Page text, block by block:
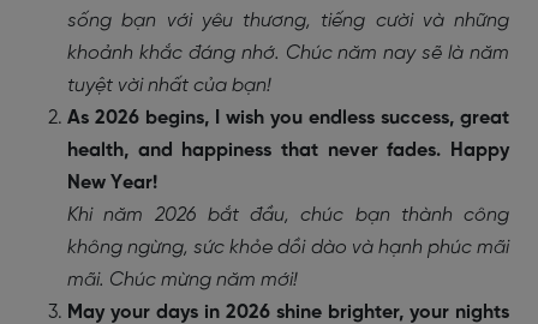
sống bạn với yêu thương, tiếng cười và những
khoảnh khắc đáng nhớ. Chúc năm nay sẽ là năm
tuyệt vời nhất của bạn!
As 2026 begins, I wish you endless success, great
health, and happiness that never fades. Happy
New Year!
Khi năm 2026 bắt đầu, chúc bạn thành công
không ngừng, sức khỏe dồi dào và hạnh phúc mãi
mãi. Chúc mừng năm mới!
May your days in 2026 shine brighter, your nights